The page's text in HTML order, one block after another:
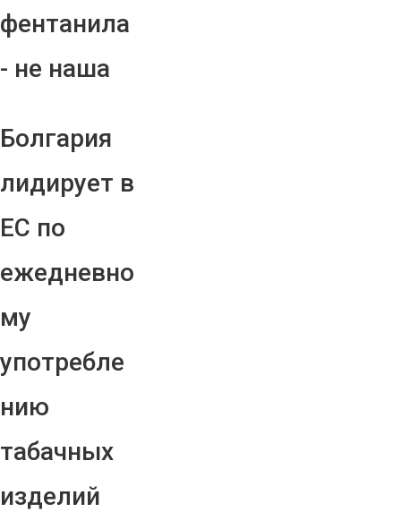
фентанила
- не наша
Болгария
лидирует в
ЕС по
ежедневно
му
употребле
нию
табачных
изделий